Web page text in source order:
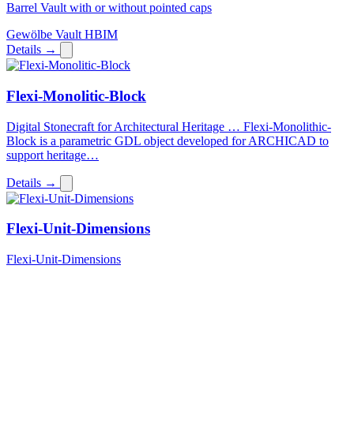
Barrel Vault with or without pointed caps
Gewölbe Vault HBIM
Details →
Flexi-Monolitic-Block
Digital Stonecraft for Architectural Heritage … Flexi-Monolithic-
Block is a parametric GDL object developed for ARCHICAD to
support heritage…
Details →
Flexi-Unit-Dimensions
Flexi-Unit-Dimensions